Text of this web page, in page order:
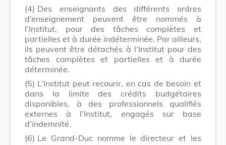
(4) Des enseignants des différents ordres
d’enseignement peuvent être nommés à
l’Institut, pour des tâches complètes et
partielles et à durée indéterminée. Par ailleurs,
ils peuvent être détachés à l’Institut pour des
tâches complètes et partielles et à durée
déterminée.
(5) L’Institut peut recourir, en cas de besoin et
dans la limite des crédits budgétaires
disponibles, à des professionnels qualifiés
externes à l’Institut, engagés sur base
d’indemnité.
(6) Le Grand-Duc nomme le directeur et les